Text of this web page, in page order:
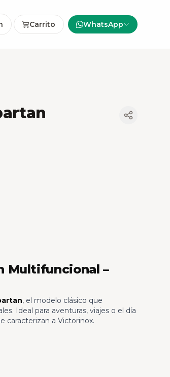
Carrito WhatsApp
Multifuncional –
, el modelo clásico que
Ideal para aventuras, viajes o el día
caracterizan a Victorinox.